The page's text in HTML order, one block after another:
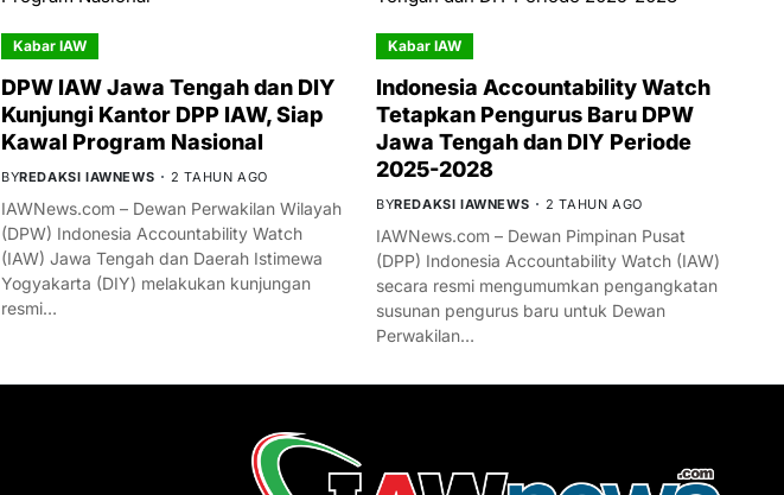
Kabar IAW
DPW IAW Jawa Tengah dan DIY
Kunjungi Kantor DPP IAW, Siap
Kawal Program Nasional
BYREDAKSI IAWNEWS 2 TAHUN AGO
IAWNews.com – Dewan Perwakilan Wilayah
(DPW) Indonesia Accountability Watch
(IAW) Jawa Tengah dan Daerah Istimewa
Yogyakarta (DIY) melakukan kunjungan
resmi…
Kabar IAW
Indonesia Accountability Watch
Tetapkan Pengurus Baru DPW
Jawa Tengah dan DIY Periode
2025-2028
BYREDAKSI IAWNEWS 2 TAHUN AGO
IAWNews.com – Dewan Pimpinan Pusat
(DPP) Indonesia Accountability Watch (IAW)
secara resmi mengumumkan pengangkatan
susunan pengurus baru untuk Dewan
Perwakilan…